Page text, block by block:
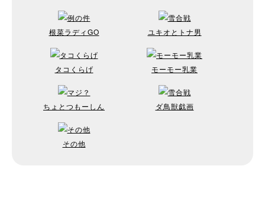
根菜ラディGO ユキオとトナ男
タコくらげ モーモー乳業
ちょとつもーしん ダ鳥獣戯画
その他